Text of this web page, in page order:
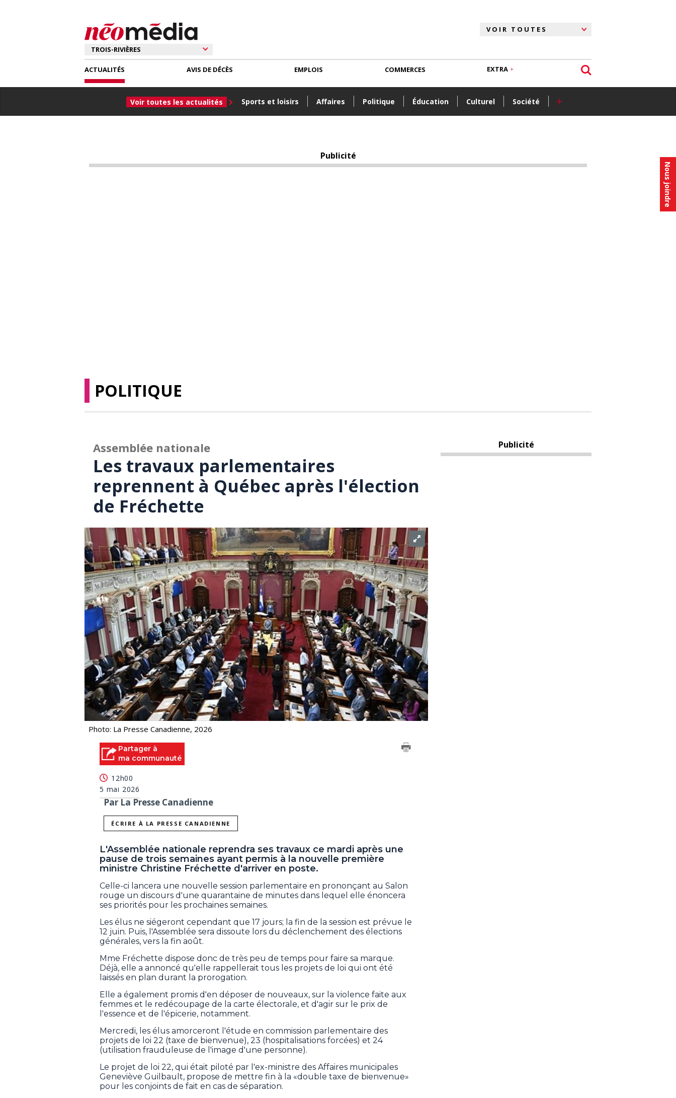
Nous joindre
ACTUALITÉS
Voir toutes les actualités Sports et loisirs Affaires Politique Éducation Culturel Société +
AVIS DE DÉCÈS EMPLOIS COMMERCES EXTRA
Publicité
POLITIQUE
Assemblée nationale
Les travaux parlementaires
reprennent à Québec après l'élection
de Fréchette
Photo: La Presse Canadienne, 2026
Partager à
ma communauté
12h00
5 mai 2026
Par La Presse Canadienne
ÉCRIRE À LA PRESSE CANADIENNE
L'Assemblée nationale reprendra ses travaux ce mardi après une
pause de trois semaines ayant permis à la nouvelle première
ministre Christine Fréchette d'arriver en poste.
Celle-ci lancera une nouvelle session parlementaire en prononçant au Salon
rouge un discours d'une quarantaine de minutes dans lequel elle énoncera
ses priorités pour les prochaines semaines.
Les élus ne siégeront cependant que 17 jours; la fin de la session est prévue le
12 juin. Puis, l'Assemblée sera dissoute lors du déclenchement des élections
générales, vers la fin août.
Mme Fréchette dispose donc de très peu de temps pour faire sa marque.
Déjà, elle a annoncé qu'elle rappellerait tous les projets de loi qui ont été
laissés en plan durant la prorogation.
Elle a également promis d'en déposer de nouveaux, sur la violence faite aux
femmes et le redécoupage de la carte électorale, et d'agir sur le prix de
l'essence et de l'épicerie, notamment.
Mercredi, les élus amorceront l'étude en commission parlementaire des
projets de loi 22 (taxe de bienvenue), 23 (hospitalisations forcées) et 24
(utilisation frauduleuse de l'image d'une personne).
Le projet de loi 22, qui était piloté par l'ex-ministre des Affaires municipales
Geneviève Guilbault, propose de mettre fin à la «double taxe de bienvenue»
pour les conjoints de fait en cas de séparation.
Publicité